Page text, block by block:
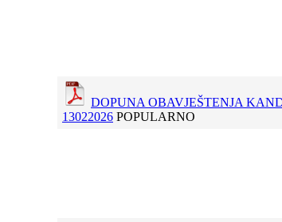
DOPUNA OBAVJEŠTENJA
13022026 POPULARNO